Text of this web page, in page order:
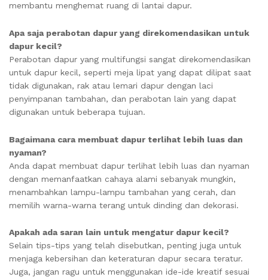
membantu menghemat ruang di lantai dapur.
Apa saja perabotan dapur yang direkomendasikan untuk
dapur kecil?
Perabotan dapur yang multifungsi sangat direkomendasikan
untuk dapur kecil, seperti meja lipat yang dapat dilipat saat
tidak digunakan, rak atau lemari dapur dengan laci
penyimpanan tambahan, dan perabotan lain yang dapat
digunakan untuk beberapa tujuan.
Bagaimana cara membuat dapur terlihat lebih luas dan
nyaman?
Anda dapat membuat dapur terlihat lebih luas dan nyaman
dengan memanfaatkan cahaya alami sebanyak mungkin,
menambahkan lampu-lampu tambahan yang cerah, dan
memilih warna-warna terang untuk dinding dan dekorasi.
Apakah ada saran lain untuk mengatur dapur kecil?
Selain tips-tips yang telah disebutkan, penting juga untuk
menjaga kebersihan dan keteraturan dapur secara teratur.
Juga, jangan ragu untuk menggunakan ide-ide kreatif sesuai